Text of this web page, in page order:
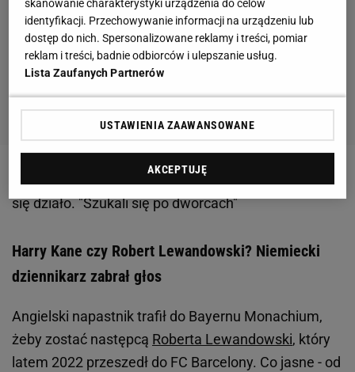
Zobacz wideoDziś to wyblakły klasyk, ale kiedyś to
się działo. "Szukali się po dworcach"
Harry Kane czy Robert Lewandowski? Niemiecki
dziennikarz zabrał głos
Angielski napastnik trafił do Bayernu Monachium,
żeby zostać następcą Roberta Lewandowski, który
latem 2022 przeszedł do FC Barcelony. Co jasne - od
skanowanie charakterystyki urządzenia do celów
identyfikacji. Przechowywanie informacji na urządzeniu lub
dostęp do nich. Spersonalizowane reklamy i treści, pomiar
reklam i treści, badnie odbiorców i ulepszanie usług.
Lista Zaufanych Partnerów
USTAWIENIA ZAAWANSOWANE
AKCEPTUJĘ